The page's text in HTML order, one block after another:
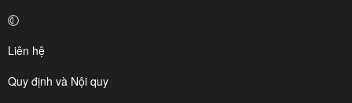
Liên hệ
Quy định và Nội quy